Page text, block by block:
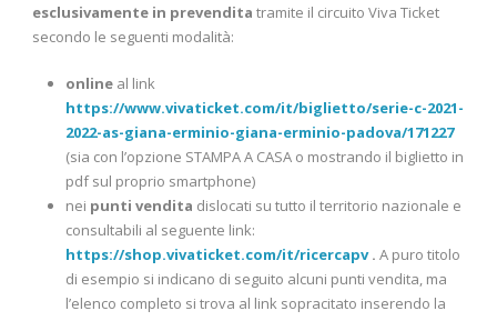
esclusivamente in prevendita tramite il circuito Viva Ticket
secondo le seguenti modalità:
online al link
https://www.vivaticket.com/it/biglietto/serie-c-2021-
2022-as-giana-erminio-giana-erminio-padova/171227
(sia con l’opzione STAMPA A CASA o mostrando il biglietto in
pdf sul proprio smartphone)
nei punti vendita dislocati su tutto il territorio nazionale e
consultabili al seguente link:
https://shop.vivaticket.com/it/ricercapv. A puro titolo
di esempio si indicano di seguito alcuni punti vendita, ma
l’elenco completo si trova al link sopracitato inserendo la